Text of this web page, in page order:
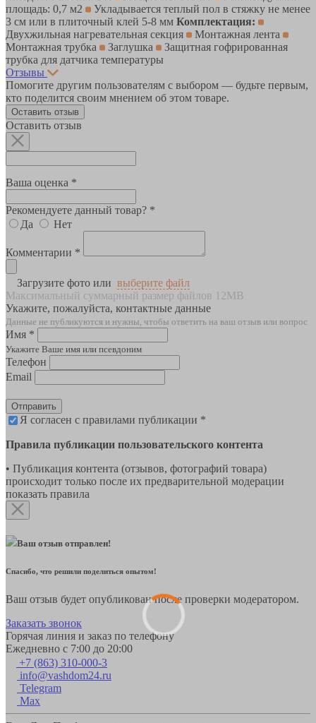
площадь: 0,7 м2
Укладывается теплый пол в стяжку не менее
3 см или в плиточный клей 5-8 мм Комплектация:
Двухжильная нагревательная секция
Монтажная лента
Монтажная трубка
Заглушка
Защитная гофрированная
трубка для датчика температуры
Отзывы
Помогите другим пользователям с выбором — будьте первым,
кто поделится своим мнением об этом товаре.
Оставить отзыв
Оставить отзыв
Ваша оценка *
Рекомендуете данный товар? *
Да
Нет
Комментарии *
Загрузите фото или выберите файл
Максимальный суммарный размер файлов 12MB
Укажите, пожалуйста, контактные данные
Данные не публикуются и нужны, чтобы ответить на ваш отзыв или вопрос
Имя *
Укажите Ваше имя или псевдоним
Телефон
Email
Отправить
Я согласен с правилами публикации *
Правила публикации пользовательского контента
• Публикация контента (отзывов, фотографий товара)
происходит только после их предварительной модерации
показать правила
Ваш отзыв отправлен!
Спасибо, что решили поделиться опытом!
Ваш отзыв будет опубликован после проверки модератором.
Заказать звонок
Горячая линия и заказ по телефону
Ежедневно с 7:00 до 20:00
+7 (863) 310-000-3
info@vashdom24.ru
Telegram
Max